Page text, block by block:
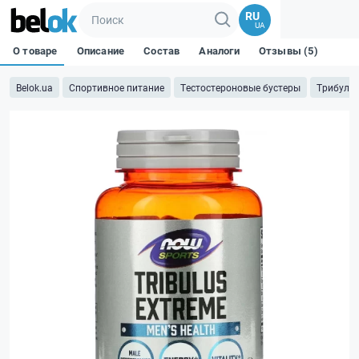
RU
UA
Belok.ua Спортивное питание Тестостероновые бустеры Трибулус
О товаре Описание Состав Аналоги Отзывы (5)